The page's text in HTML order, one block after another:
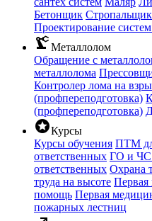
Бетонщик Стропальщик
Проектирование
precision_manufacturingМеталлолом
Обращение с
металлолома
Контролер лома на
(профпереподготовка)
(профпереподготовка)
starsКурсы
Курсы обучения ПТМ
ответственных ГО и ЧС
ответственных Охрана
труда на высоте
помощь Первая
пожарных лестниц